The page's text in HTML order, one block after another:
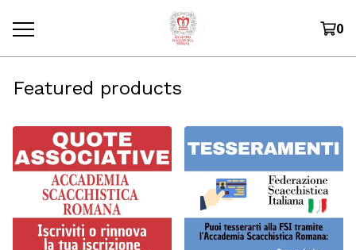
0
Featured products